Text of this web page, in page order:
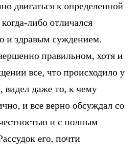
двигаться к определенной
либо отличался
и здравым суждением.
правильном, хотя и
все, что происходило у
видел даже то, к чему
и все верно обсуждал со
и с полным
его, почти